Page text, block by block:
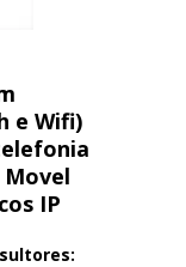
e Wifi)
IP